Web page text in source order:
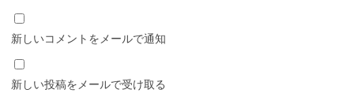
新しいコメントをメールで通知
新しい投稿をメールで受け取る